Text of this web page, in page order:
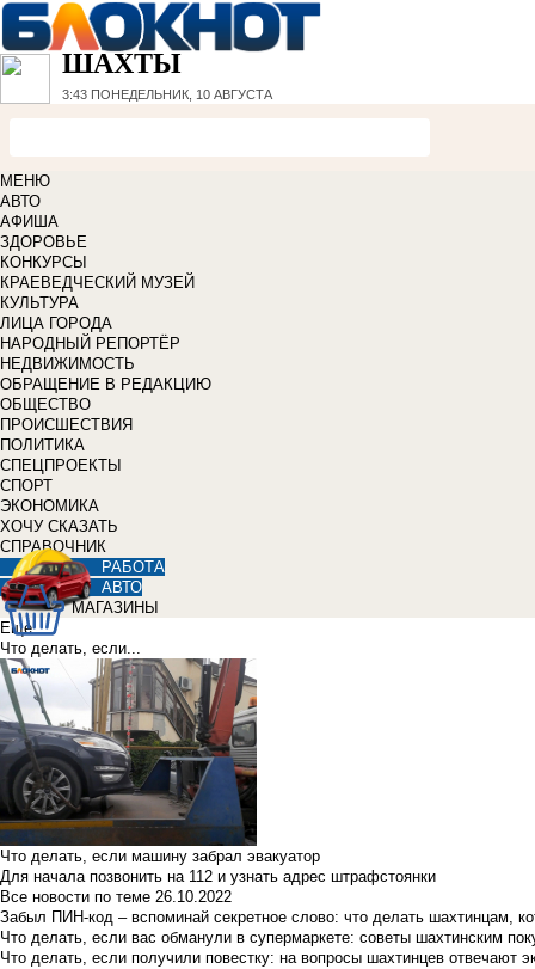
ШАХТЫ
3:43 ПОНЕДЕЛЬНИК, 10 АВГУСТА
МЕНЮ
АВТО
АФИША
ЗДОРОВЬЕ
КОНКУРСЫ
КРАЕВЕДЧЕСКИЙ МУЗЕЙ
КУЛЬТУРА
ЛИЦА ГОРОДА
НАРОДНЫЙ РЕПОРТЁР
НЕДВИЖИМОСТЬ
ОБРАЩЕНИЕ В РЕДАКЦИЮ
ОБЩЕСТВО
ПРОИСШЕСТВИЯ
ПОЛИТИКА
СПЕЦПРОЕКТЫ
СПОРТ
ЭКОНОМИКА
ХОЧУ СКАЗАТЬ
СПРАВОЧНИК
РАБОТА
АВТО
МАГАЗИНЫ
Еще
Что делать, если...
Что делать, если машину забрал эвакуатор
Для начала позвонить на 112 и узнать адрес штрафстоянки
Все новости по теме 26.10.2022
Забыл ПИН-код – вспоминай секретное слово: что делать шахтинцам,
Что делать, если вас обманули в супермаркете: советы шахтинским
Что делать, если получили повестку: на вопросы шахтинцев отвечают